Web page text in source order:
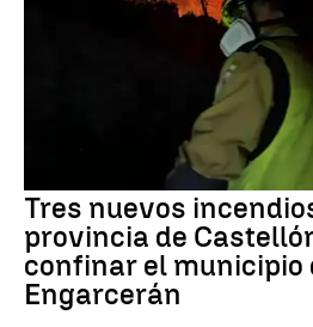
Tres nuevos
provincia de
confinar el municipio
Engarcerán